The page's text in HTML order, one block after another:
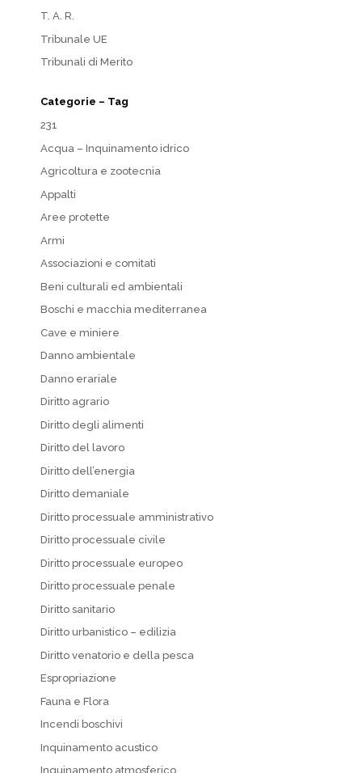
T. A. R.
Tribunale UE
Tribunali di Merito
Categorie – Tag
231
Acqua – Inquinamento idrico
Agricoltura e zootecnia
Appalti
Aree protette
Armi
Associazioni e comitati
Beni culturali ed ambientali
Boschi e macchia mediterranea
Cave e miniere
Danno ambientale
Danno erariale
Diritto agrario
Diritto degli alimenti
Diritto del lavoro
Diritto dell’energia
Diritto demaniale
Diritto processuale amministrativo
Diritto processuale civile
Diritto processuale europeo
Diritto processuale penale
Diritto sanitario
Diritto urbanistico – edilizia
Diritto venatorio e della pesca
Espropriazione
Fauna e Flora
Incendi boschivi
Inquinamento acustico
Inquinamento atmosferico